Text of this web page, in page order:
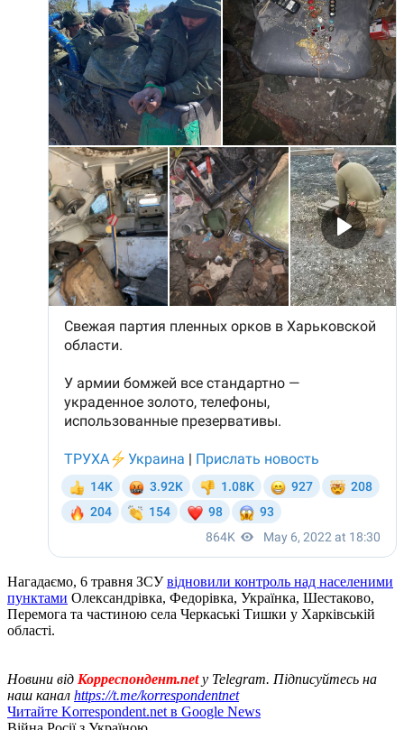
Нагадаємо, 6 травня ЗСУвідновили контроль над населеними
пунктами Олександрівка, Федорівка, Українка, Шестаково,
Перемога та частиною села Черкаські Тишки у Харківській
області.
Новини від Корреспондент.netу Telegram. Підписуйтесь на
наш канал https://t.me/korrespondentnet
Читайте Korrespondent.net в Google News